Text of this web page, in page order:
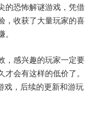
的恐怖解谜游戏，凭借
，收获了大量玩家的喜
，感兴趣的玩家一定要
会有这样的低价了。
戏，后续的更新和游玩